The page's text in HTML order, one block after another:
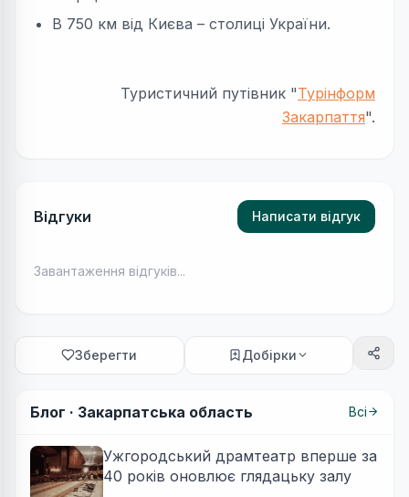
В 750 км від Києва – столиці України.
Туристичний путівник "Турінформ
Закарпаття".
Відгуки Написати відгук
Завантаження відгуків...
Зберегти Добірки
Блог · Закарпатська область Всі
Ужгородський драмтеатр вперше за
40 років оновлює глядацьку залу